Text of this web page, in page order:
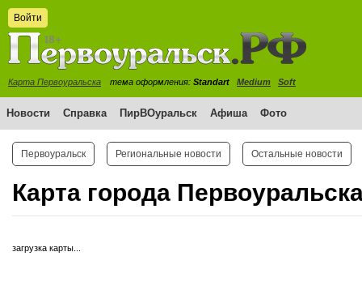
Войти
Карта Первоуральска тема оформления: Standart Medium Soft
Новости Справка ПирВОуральск Афиша Фото
Первоуральск Региональные новости Остальные новости
Карта города
загрузка карты...